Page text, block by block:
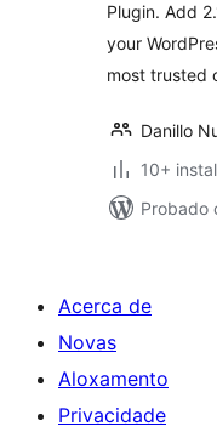
Plugin. Add
your
most trusted
Danillo
10+
Probado
Acerca de
Novas
Aloxamento
Privacidade